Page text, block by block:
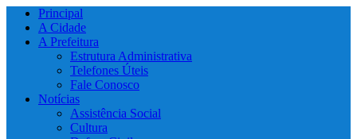
Principal
A Cidade
A Prefeitura
Estrutura Administrativa
Telefones Úteis
Fale Conosco
Notícias
Assistência Social
Cultura